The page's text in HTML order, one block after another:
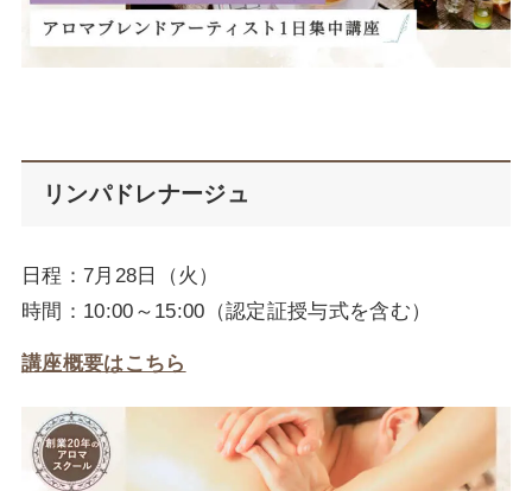
リンパドレナージュ
日程：7月28日（火）
時間：10:00～15:00（認定証授与式を含む）
講座概要はこちら